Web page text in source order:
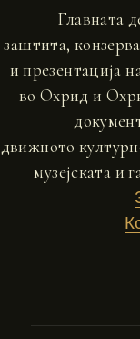
Главната
заштита,
и презентација
во Охрид и
движното
музејската и